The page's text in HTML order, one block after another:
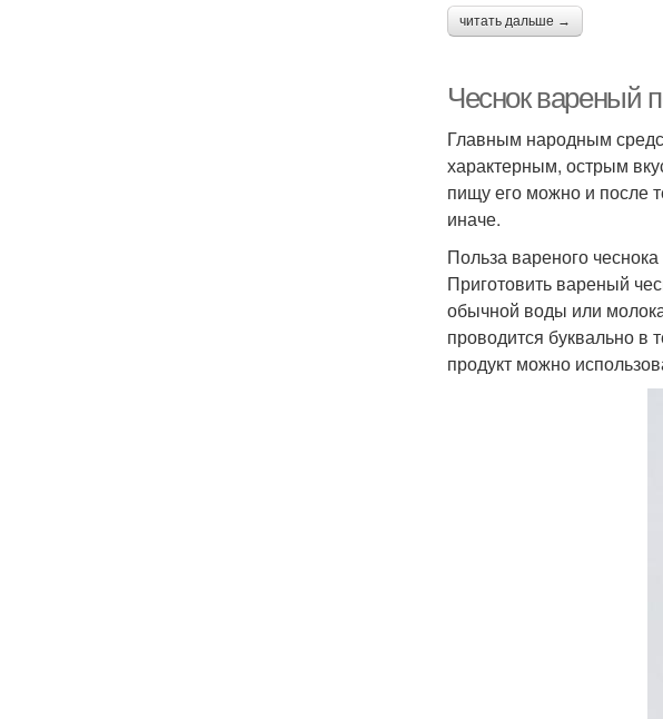
читать дальше →
Чеснок вареный
Главным народным
характерным, острым
пищу его можно и после
иначе.
Польза вареного чеснока
Приготовить вареный
обычной воды или
проводится буквально в
продукт можно